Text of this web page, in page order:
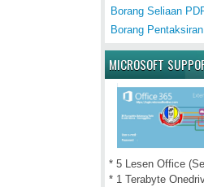
Borang Seliaan
Borang
MICROSOFT
* 5 Lesen Office
* 1 Terabyte